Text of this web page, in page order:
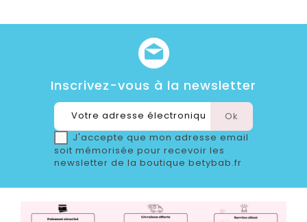
Inscrivez-vous à la newsletter
J'accepte que mon adresse email
soit mémorisée pour recevoir les
newsletter de la boutique betybab.fr